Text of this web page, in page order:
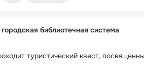
библиотечная система
туристический квест,